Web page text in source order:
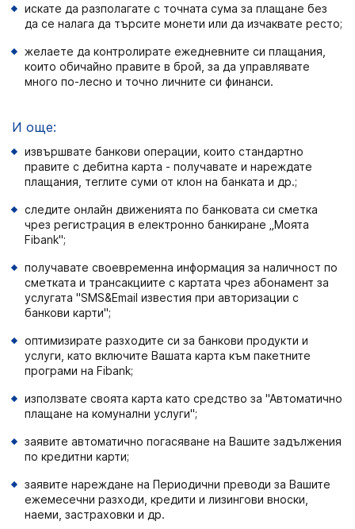
искате да разполагате с точната сума за плащане без
да се налага да търсите монети или да изчаквате ресто;
желаете да контролирате ежедневните си плащания,
които обичайно правите в брой, за да управлявате
много по-лесно и точно личните си финанси.
И още:
извършвате банкови операции, които стандартно
правите с дебитна карта - получавате и нареждате
плащания, теглите суми от клон на банката и др.;
следите онлайн движенията по банковата си сметка
чрез регистрация в електронно банкиране „Моята
Fibank";
получавате своевременна информация за наличност по
сметката и трансакциите с картата чрез абонамент за
услугата "SMS&Email известия при авторизации с
банкови карти";
оптимизирате разходите си за банкови продукти и
услуги, като включите Вашата карта към пакетните
програми на Fibank;
използвате своята карта като средство за "Автоматично
плащане на комунални услуги";
заявите автоматично погасяване на Вашите задължения
по кредитни карти;
заявите нареждане на Периодични преводи за Вашите
ежемесечни разходи, кредити и лизингови вноски,
наеми, застраховки и др.